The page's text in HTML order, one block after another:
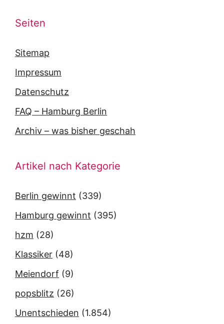
Seiten
Sitemap
Impressum
Datenschutz
FAQ – Hamburg Berlin
Archiv – was bisher geschah
Artikel nach Kategorie
Berlin gewinnt (339)
Hamburg gewinnt (395)
hzm (28)
Klassiker (48)
Meiendorf (9)
popsblitz (26)
Unentschieden (1.854)